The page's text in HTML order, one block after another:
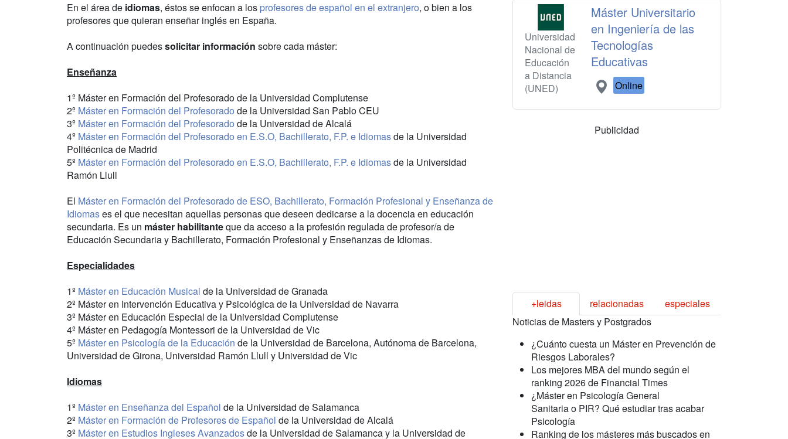
En el área de idiomas, éstos se enfocan a los profesores de español en el extranjero, o bien a los
profesores que quieran enseñar inglés en España.
A continuación puedessolicitar información sobre cada máster:
Enseñanza
1º Máster en Formación del Profesorado de la Universidad Complutense
2º Máster en Formación del Profesorado de la Universidad San Pablo CEU
3º Máster en Formación del Profesorado de la Universidad de Alcalá
4º Máster en Formación del Profesorado en E.S.O, Bachillerato, F.P. e Idiomasde la Universidad
Politécnica de Madrid
5º Máster en Formación del Profesorado en E.S.O, Bachillerato, F.P. e Idiomasde la Universidad
Ramón Llull
El Máster en Formación del Profesorado de ESO, Bachillerato, Formación Profesional y Enseñanza de
Idiomases el que necesitan aquellas personas que deseen dedicarse a la docencia en educación
secundaria. Es un máster habilitanteque da acceso a la profesión regulada de profesor/a de
Educación Secundaria y Bachillerato, Formación Profesional y Enseñanzas de Idiomas.
Especialidades
1º Máster en Educación Musical de la Universidad de Granada
2º Máster en Intervención Educativa y Psicológica de la Universidad de Navarra
3º Máster en Educación Especial de la Universidad Complutense
4º Máster en Pedagogía Montessori de la Universidad de Vic
5º Máster en Psicología de la Educación de la Universidad de Barcelona, Autónoma de Barcelona,
Universidad de Girona, Universidad Ramón Llull y Universidad de Vic
Idiomas
1º Máster en Enseñanza del Español de la Universidad de Salamanca
2º Máster en Formación de Profesores de Español de la Universidad de Alcalá
3º Máster en Estudios Ingleses Avanzadosde la Universidad de Salamanca y la Universidad de
Universidad
Nacional de
Educación
a Distancia
(UNED)
Máster Universitario
en Ingeniería de las
Tecnologías
Educativas
Online
Publicidad
+leidas relacionadas
especiales
Noticias de Masters y Postgrados
¿Cuánto cuesta un Máster en Prevención de
Riesgos Laborales?
Los mejores MBA del mundo según el
ranking 2026 de Financial Times
¿Máster en Psicología General
Sanitaria o PIR? Qué estudiar tras acabar
Psicología
Ranking de los másteres más buscados en